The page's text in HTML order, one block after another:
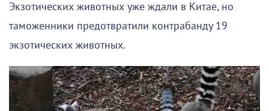
Экзотических животных уже ждали в Китае, но
таможенники предотвратили контрабанду 19
экзотических животных.